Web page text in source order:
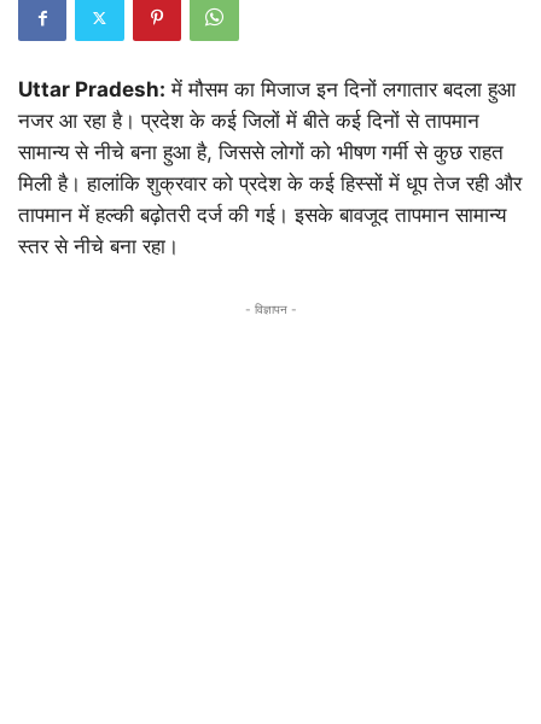
Uttar Pradesh: में मौसम का मिजाज इन दिनों लगातार बदला हुआ
नजर आ रहा है। प्रदेश के कई जिलों में बीते कई दिनों से तापमान
सामान्य से नीचे बना हुआ है, जिससे लोगों को भीषण गर्मी से कुछ राहत
मिली है। हालांकि शुक्रवार को प्रदेश के कई हिस्सों में धूप तेज रही और
तापमान में हल्की बढ़ोतरी दर्ज की गई। इसके बावजूद तापमान सामान्य
स्तर से नीचे बना रहा।
- विज्ञापन -